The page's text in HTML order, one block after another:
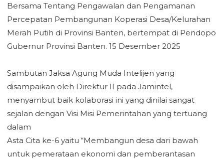
Bersama Tentang Pengawalan dan Pengamanan
‎Percepatan Pembangunan Koperasi Desa/Kelurahan
Merah Putih di Provinsi Banten, bertempat di Pendopo
Gubernur Provinsi Banten. 15 Desember 2025
‎Sambutan Jaksa Agung Muda Intelijen yang
disampaikan oleh Direktur II pada Jamintel,
menyambut baik kolaborasi ini yang dinilai sangat
sejalan dengan Visi Misi Pemerintahan yang tertuang
dalam
‎Asta Cita ke-6 yaitu “Membangun desa dari bawah
untuk pemerataan ekonomi dan pemberantasan